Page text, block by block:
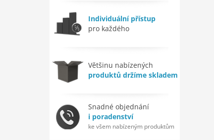
Individuální přístup
pro každého
Většinu nabízených
produktů držíme skladem
Snadné objednání
i poradenství
ke všem nabízeným produktům